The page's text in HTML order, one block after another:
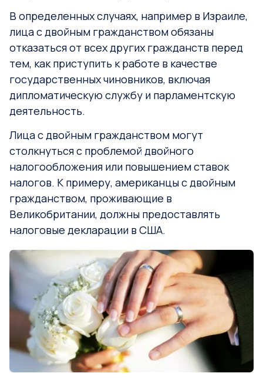
В определенных случаях, например в Израиле,
лица с двойным гражданством обязаны
отказаться от всех других гражданств перед
тем, как приступить к работе в качестве
государственных чиновников, включая
дипломатическую службу и парламентскую
деятельность.
Лица с двойным гражданством могут
столкнуться с проблемой двойного
налогообложения или повышением ставок
налогов. К примеру, американцы с двойным
гражданством, проживающие в
Великобритании, должны предоставлять
налоговые декларации в США.